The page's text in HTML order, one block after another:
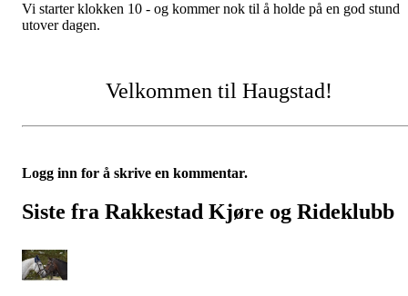
Vi starter klokken 10 - og kommer nok til å holde på en god stund
utover dagen.
Velkommen til Haugstad!
Logg inn for å skrive en kommentar.
Siste fra Rakkestad Kjøre og Rideklubb